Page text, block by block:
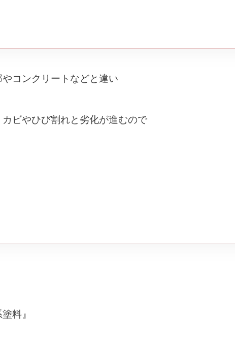
造膜型
膜型で塗り潰されていたら
コンクリートなどと違い
ビやひび割れと劣化が進むので
料』